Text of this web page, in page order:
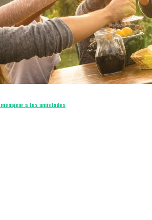
a tus amistades